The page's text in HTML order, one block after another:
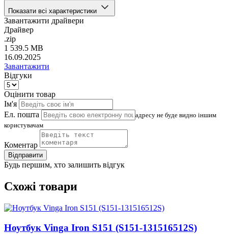
Показати всі характеристики
Завантажити драйвери
Драйвер
.zip
1 539.5 MB
16.09.2025
Завантажити
Відгуки
Оцінити товар
Ім'я
Ел. пошта
адресу не буде видно іншим
користувачам
Коментар
Відправити
Будь першим, хто залишить відгук
Схожі товари
Ноутбук Vinga Iron S151 (S151-131516512S)